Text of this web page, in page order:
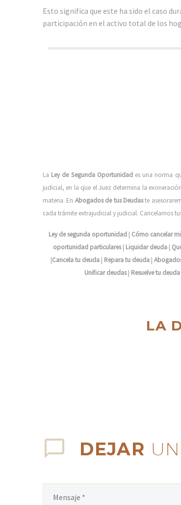
Esto significa que este ha sido el caso
participación en el activo total de los
La Ley de Segunda Oportunidades una norma
judicial, en la que el Juez determina la
materia. En Abogados de tus Deudaste
cada trámite extrajudicial y judicial. Cancelamos
Ley de segunda oportunidad| Cómo cancelar
oportunidad particulares| Liquidar deuda |
|Cancela tu deuda | Repara tu deuda |
Unificar deudas| Resuelve tu deuda
LA
DEJAR